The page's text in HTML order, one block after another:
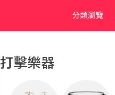
分類瀏覽
打擊樂器